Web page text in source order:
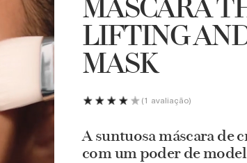
MÁSCARA
LIFTING
MASK
1 avaliação
A suntuosa máscara de
com um poder de